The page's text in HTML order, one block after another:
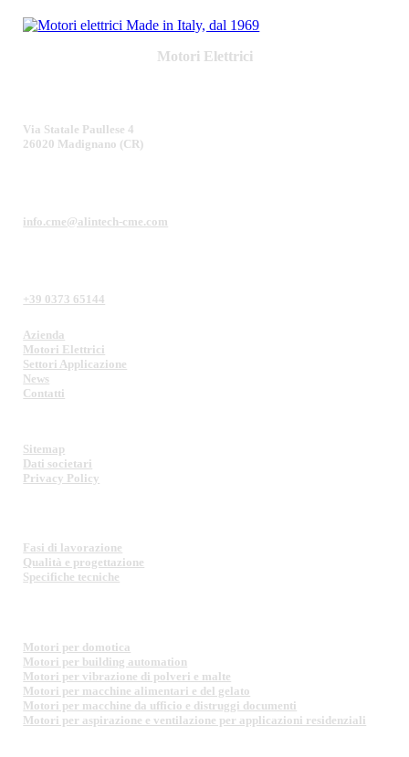
Motori Elettrici
Via Statale Paullese 4
26020 Madignano (CR)
info.cme@alintech-cme.com
+39 0373 65144
Azienda
Motori Elettrici
Settori Applicazione
News
Contatti
Sitemap
Dati societari
Privacy Policy
Fasi di lavorazione
Qualità e progettazione
Specifiche tecniche
Motori per domotica
Motori per building automation
Motori per vibrazione di polveri e malte
Motori per macchine alimentari e del gelato
Motori per macchine da ufficio e distruggi documenti
Motori per aspirazione e ventilazione per applicazioni residenziali